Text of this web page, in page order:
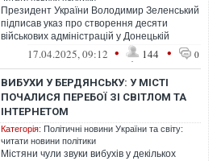
Президент України Володимир Зеленський
підписав указ про створення десяти
військових адміністрацій у Донецькій
області17.04.2025, 09:12 • 144 • 0
ВИБУХИ У БЕРДЯНСЬКУ: У МІСТІ
ПОЧАЛИСЯ ПЕРЕБОЇ ЗІ СВІТЛОМ ТА
ІНТЕРНЕТОМ
Категорія: Політичні новини України та світу:
читати новини політики
Містяни чули звуки вибухів у декількох